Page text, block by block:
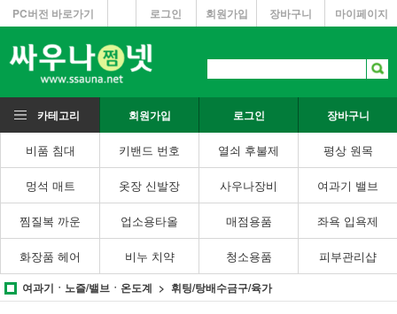
PC버전 바로가기 마이페이지
장바구니
회원가입
로그인
카테고리 회원가입 로그인 장바구니
비품 침대 키밴드 번호 열쇠 후불제 평상 원목
멍석 매트 옷장 신발장 사우나장비 여과기 밸브
찜질복 까운 업소용타올 매점용품 좌욕 입욕제
화장품 헤어 비누 치약 청소용품 피부관리샵
여과기ㆍ노즐/밸브ㆍ온도계 휘팅/탕배수금구/육가